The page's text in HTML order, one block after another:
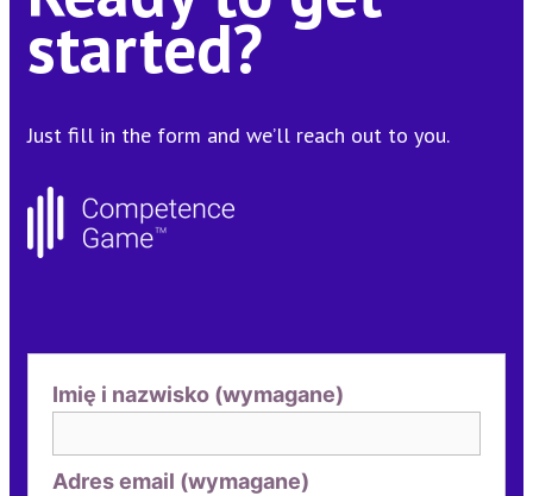
started?
Just fill in the form and we’ll reach out to you.
Imię i nazwisko (wymagane)
Adres email (wymagane)